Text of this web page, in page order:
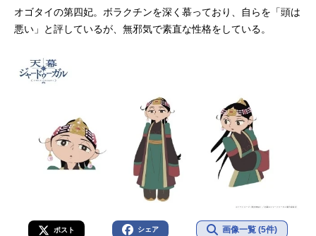
オゴタイの第四妃。ボラクチンを深く慕っており、自らを「頭は
悪い」と評しているが、無邪気で素直な性格をしている。
ポスト シェア 画像一覧 (5件)